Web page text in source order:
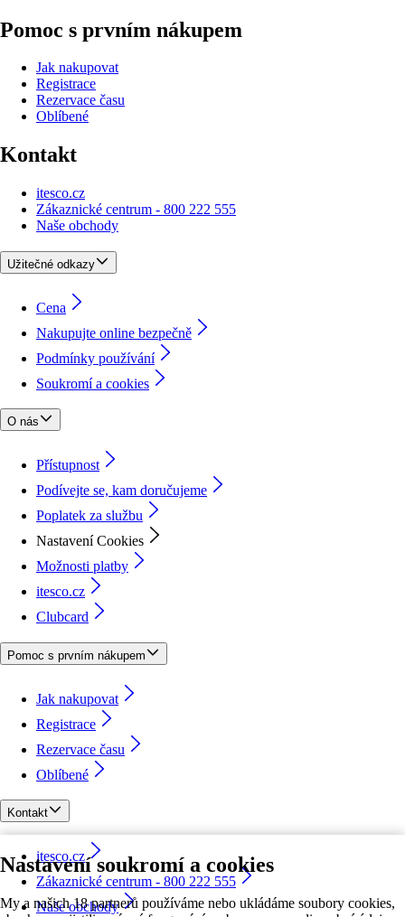
Nastavení soukromí a cookies
My a našich 18 partnerů používáme nebo ukládáme soubory cookies,
Pomoc s prvním nákupem
Jak nakupovat
Registrace
Rezervace času
Oblíbené
Kontakt
itesco.cz
Zákaznické centrum - 800 222 555
Naše obchody
Užitečné odkazy
Cena
Nakupujte online bezpečně
Podmínky používání
Soukromí a cookies
O nás
Přístupnost
Podívejte se, kam doručujeme
Poplatek za službu
Nastavení Cookies
Možnosti platby
itesco.cz
Clubcard
Pomoc s prvním nákupem
Jak nakupovat
Registrace
Rezervace času
Oblíbené
Kontakt
itesco.cz
Zákaznické centrum - 800 222 555
Naše obchody